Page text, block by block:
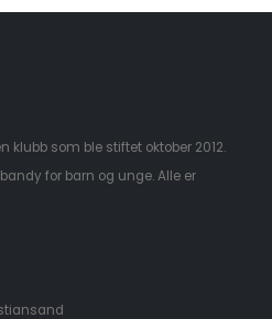
klubb som ble stiftet oktober 2012.
for barn og unge. Alle er